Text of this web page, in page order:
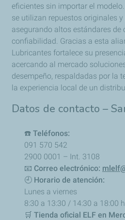
eficientes sin importar el
se utilizan repuestos originales y
asegurando altos estándares de
confiabilidad. Gracias a esta
Lubricantes fortalece su
acercando al mercado
desempeño, respaldadas por la
la experiencia local de un
Datos de contacto –
☎️ Teléfonos:
091 570 542
2900 0001 – Int. 3108
📧 Correo electrónico:
🕘 Horario de atención:
Lunes a viernes
8:30 a 13:30 / 14:30 a 18:00
🛒 Tienda oficial ELF en